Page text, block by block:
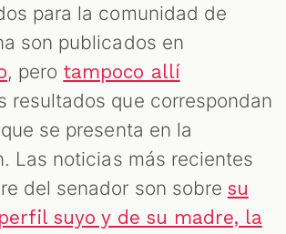
para la comunidad de
son publicados en
, pero tampoco allí
resultados que correspondan
se presenta en la
Las noticias más recientes
del senador son sobre su
perfil suyo y de su madre, la